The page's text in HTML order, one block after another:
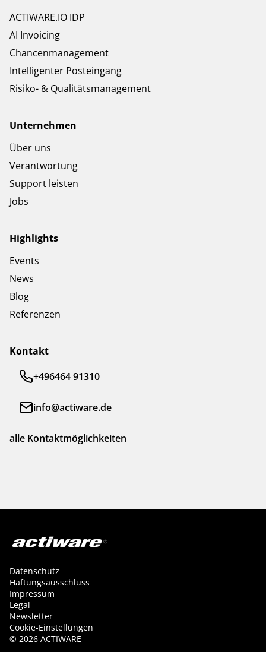
ACTIWARE.IO IDP
AI Invoicing
Chancenmanagement
Intelligenter Posteingang
Risiko- & Qualitätsmanagement
Unternehmen
Über uns
Verantwortung
Support leisten
Jobs
Highlights
Events
News
Blog
Referenzen
Kontakt
+496464 91310
info@actiware.de
alle Kontaktmöglichkeiten
Datenschutz
Haftungsausschluss
Impressum
Legal
Newsletter
Cookie-Einstellungen
© 2026 ACTIWARE